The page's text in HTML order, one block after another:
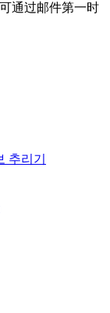
通过邮件第一时
추리기